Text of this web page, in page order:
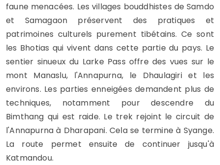
faune menacées. Les villages bouddhistes de Samdo
et Samagaon préservent des pratiques et
patrimoines culturels purement tibétains. Ce sont
les Bhotias qui vivent dans cette partie du pays. Le
sentier sinueux du Larke Pass offre des vues sur le
mont Manaslu, l'Annapurna, le Dhaulagiri et les
environs. Les parties enneigées demandent plus de
techniques, notamment pour descendre du
Bimthang qui est raide. Le trek rejoint le circuit de
l'Annapurna à Dharapani. Cela se termine à Syange.
La route permet ensuite de continuer jusqu'à
Katmandou.